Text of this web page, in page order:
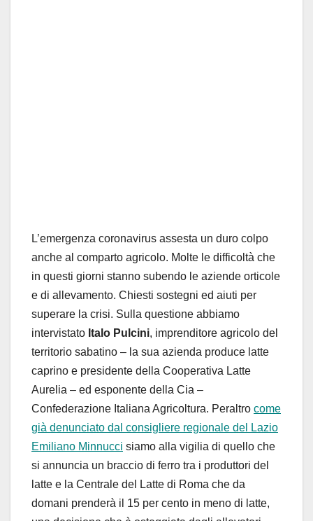
L’emergenza coronavirus assesta un duro colpo
anche al comparto agricolo. Molte le difficoltà che
in questi giorni stanno subendo le aziende orticole
e di allevamento. Chiesti sostegni ed aiuti per
superare la crisi. Sulla questione abbiamo
intervistato Italo Pulcini, imprenditore agricolo del
territorio sabatino – la sua azienda produce latte
caprino e presidente della Cooperativa Latte
Aurelia – ed esponente della Cia –
Confederazione Italiana Agricoltura. Peraltro come
già denunciato dal consigliere regionale del Lazio
Emiliano Minnucci siamo alla vigilia di quello che
si annuncia un braccio di ferro tra i produttori del
latte e la Centrale del Latte di Roma che da
domani prenderà il 15 per cento in meno di latte,